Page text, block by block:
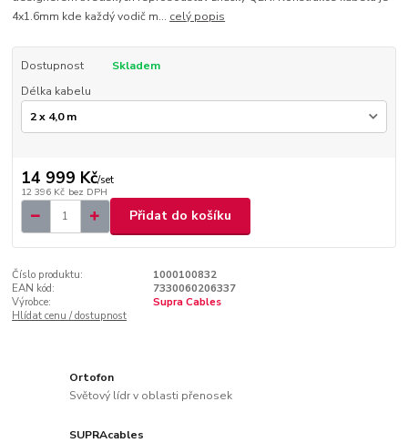
4x1.6mm kde každý vodič m... celý popis
Dostupnost
Skladem
Délka kabelu
14 999 Kč/set
12 396 Kč bez DPH
Přidat do košíku
Číslo produktu:
1000100832
EAN kód:
7330060206337
Výrobce:
Supra Cables
Hlídat cenu / dostupnost
Ortofon
Světový lídr v oblasti přenosek
SUPRAcables